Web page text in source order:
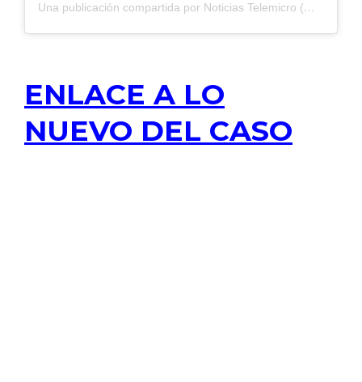
Una publicación compartida por Noticias Telemicro (@ntelemicro5)
ENLACE A LO
NUEVO DEL CASO